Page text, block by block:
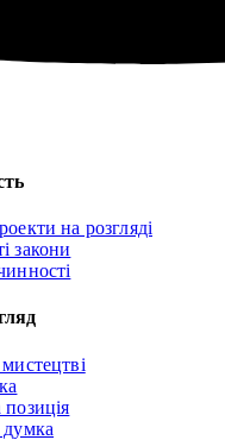
на розгляді
закони